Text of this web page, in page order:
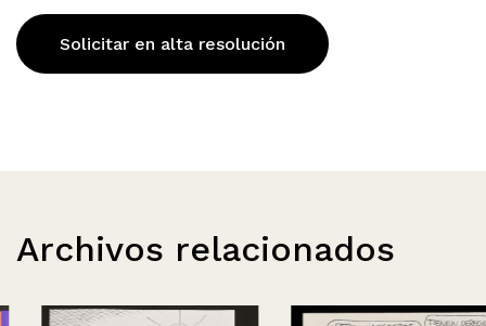
Solicitar en alta resolución
Archivos relacionados